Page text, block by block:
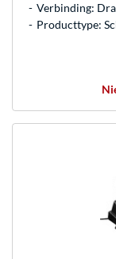
Verbinding:
Producttype: